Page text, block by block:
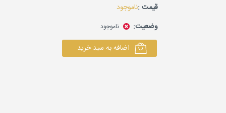
قیمت :ناموجود
وضعیت:
ناموجود
اضافه به سبد خرید